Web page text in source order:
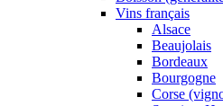
Vins français
Alsace
Beaujolais
Bordeaux
Bourgogne
Corse